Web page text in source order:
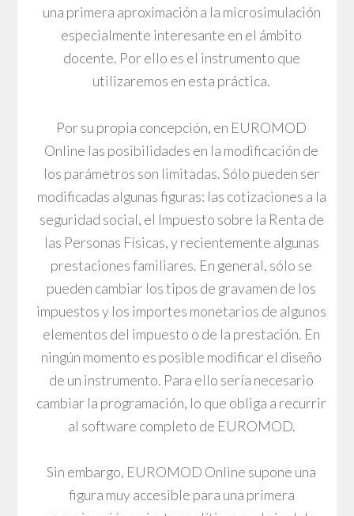
una primera aproximación a la microsimulación
especialmente interesante en el ámbito
docente. Por ello es el instrumento que
utilizaremos en esta práctica.
Por su propia concepción, en EUROMOD
Online las posibilidades en la modificación de
los parámetros son limitadas. Sólo pueden ser
modificadas algunas figuras: las cotizaciones a la
seguridad social, el Impuesto sobre la Renta de
las Personas Físicas, y recientemente algunas
prestaciones familiares. En general, sólo se
pueden cambiar los tipos de gravamen de los
impuestos y los importes monetarios de algunos
elementos del impuesto o de la prestación. En
ningún momento es posible modificar el diseño
de un instrumento. Para ello sería necesario
cambiar la programación, lo que obliga a recurrir
al software completo de EUROMOD.
Sin embargo, EUROMOD Online supone una
figura muy accesible para una primera